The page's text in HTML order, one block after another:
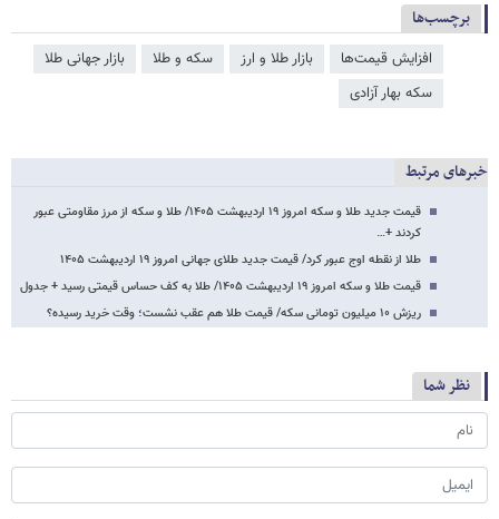
برچسب‌ها
افزایش قیمت‌ها بازار طلا و ارز سکه و طلا
بازار جهانی طلا
سکه بهار آزادی
خبرهای مرتبط
قیمت جدید طلا و سکه امروز ۱۹ اردیبهشت ۱۴۰۵/ طلا و سکه از مرز مقاومتی عبور
کردند +…
طلا از نقطه اوج عبور کرد/ قیمت جدید طلای جهانی امروز ۱۹ اردیبهشت ۱۴۰۵
قیمت طلا و سکه امروز ۱۹ اردیبهشت ۱۴۰۵/ طلا به کف حساس قیمتی رسید + جدول
ریزش ۱۰ میلیون تومانی سکه/ قیمت طلا هم عقب نشست؛ وقت خرید رسیده؟
نظر شما